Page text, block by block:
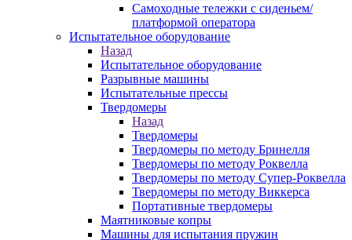
Самоходные тележки с сиденьем/
платформой оператора
Испытательное оборудование
Назад
Испытательное оборудование
Разрывные машины
Испытательные прессы
Твердомеры
Назад
Твердомеры
Твердомеры по методу Бринелля
Твердомеры по методу Роквелла
Твердомеры по методу Супер-Роквелла
Твердомеры по методу Виккерса
Портативные твердомеры
Маятниковые копры
Машины для испытания пружин